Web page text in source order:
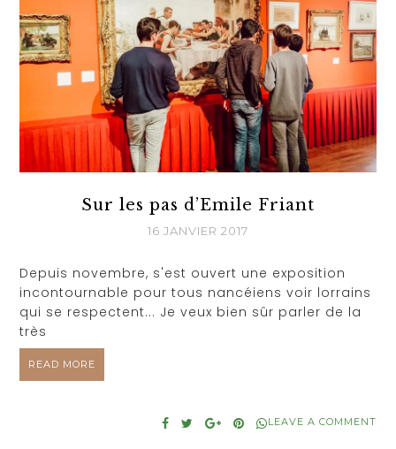
Sur les pas d’Emile Friant
16 JANVIER 2017
Depuis novembre, s'est ouvert une exposition
incontournable pour tous nancéiens voir lorrains
qui se respectent... Je veux bien sûr parler de la
très
READ MORE
LEAVE A COMMENT